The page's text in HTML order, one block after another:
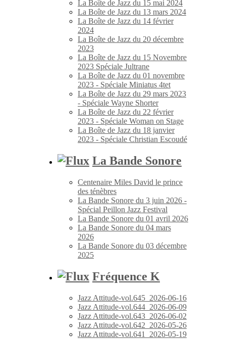
La Boîte de Jazz du 15 mai 2024
La Boîte de Jazz du 13 mars 2024
La Boîte de Jazz du 14 février
2024
La Boîte de Jazz du 20 décembre
2023
La Boîte de Jazz du 15 Novembre
2023 Spéciale Jultrane
La Boîte de Jazz du 01 novembre
2023 - Spéciale Miniatus 4tet
La Boîte de Jazz du 29 mars 2023
- Spéciale Wayne Shorter
La Boîte de Jazz du 22 février
2023 - Spéciale Woman on Stage
La Boîte de Jazz du 18 janvier
2023 - Spéciale Christian Escoudé
La Bande Sonore
Centenaire Miles David le prince
des ténèbres
La Bande Sonore du 3 juin 2026 -
Spécial Peillon Jazz Festival
La Bande Sonore du 01 avril 2026
La Bande Sonore du 04 mars
2026
La Bande Sonore du 03 décembre
2025
Fréquence K
Jazz Attitude-vol.645_2026-06-16
Jazz Attitude-vol.644_2026-06-09
Jazz Attitude-vol.643_2026-06-02
Jazz Attitude-vol.642_2026-05-26
Jazz Attitude-vol.641_2026-05-19